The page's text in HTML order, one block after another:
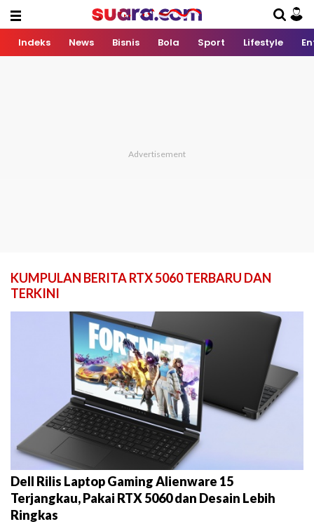
Indeks News Bisnis Bola Sport Lifestyle
KUMPULAN BERITA RTX 5060 TERBARU DAN
TERKINI
Dell Rilis Laptop Gaming Alienware 15
Terjangkau, Pakai RTX 5060 dan Desain Lebih
Ringkas